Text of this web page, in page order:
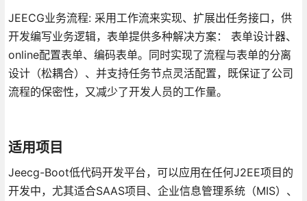
JEECG业务流程: 采用工作流来实现、扩展出任务接口，供
开发编写业务逻辑，表单提供多种解决方案： 表单设计器、
online配置表单、编码表单。同时实现了流程与表单的分离
设计（松耦合）、并支持任务节点灵活配置，既保证了公司
流程的保密性，又减少了开发人员的工作量。
适用项目
Jeecg-Boot低代码开发平台，可以应用在任何J2EE项目的
开发中，尤其适合SAAS项目、企业信息管理系统（MIS）、